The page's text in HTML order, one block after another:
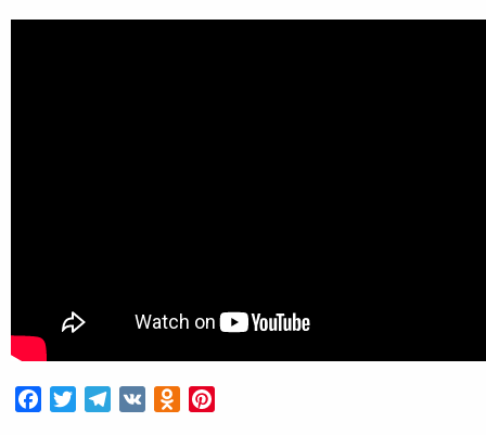
FacebookTwitterTelegram
VK Odnoklassniki